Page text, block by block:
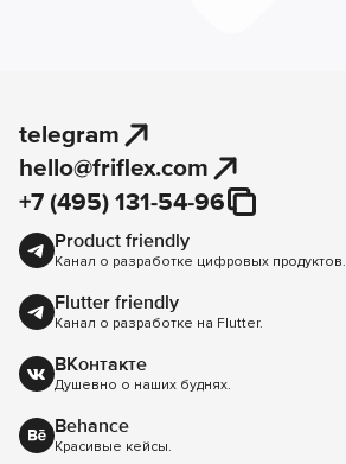
telegram
hello@friflex.com
+7 (495) 131-54-96
Product friendly
Канал о разработке цифровых продуктов.
Flutter friendly
Канал о разработке на Flutter.
ВКонтакте
Душевно о наших буднях.
Behance
Красивые кейсы.